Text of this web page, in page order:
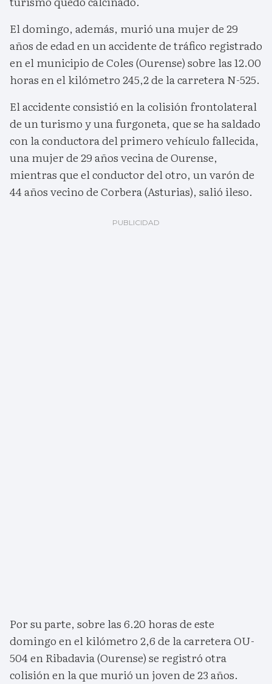
El domingo, además, murió una mujer de 29
años de edad en un accidente de tráfico registrado
en el municipio de Coles (Ourense) sobre las 12.00
horas en el kilómetro 245,2 de la carretera N-525.
El accidente consistió en la colisión frontolateral
de un turismo y una furgoneta, que se ha saldado
con la conductora del primero vehículo fallecida,
una mujer de 29 años vecina de Ourense,
mientras que el conductor del otro, un varón de
44 años vecino de Corbera (Asturias), salió ileso.
Por su parte, sobre las 6.20 horas de este
domingo en el kilómetro 2,6 de la carretera OU-
504 en Ribadavia (Ourense) se registró otra
colisión en la que murió un joven de 23 años.